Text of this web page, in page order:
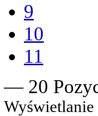
9
10
11
— 20
Wyświetlanie